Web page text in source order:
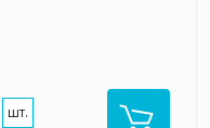
шт.